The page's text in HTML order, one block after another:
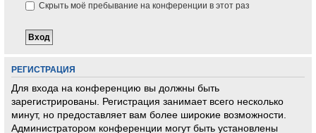
Скрыть моё пребывание на конференции в этот раз
РЕГИСТРАЦИЯ
Для входа на конференцию вы должны быть
зарегистрированы. Регистрация занимает всего несколько
минут, но предоставляет вам более широкие возможности.
Администратором конференции могут быть установлены